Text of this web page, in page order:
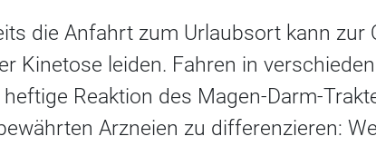
die Anfahrt zum Urlaubsort kann zur
Kinetose leiden. Fahren in
Reaktion des Magen-Darm-
Arzneien zu differenzieren: